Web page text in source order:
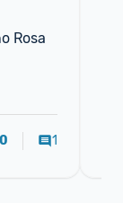
Rosa
0 1